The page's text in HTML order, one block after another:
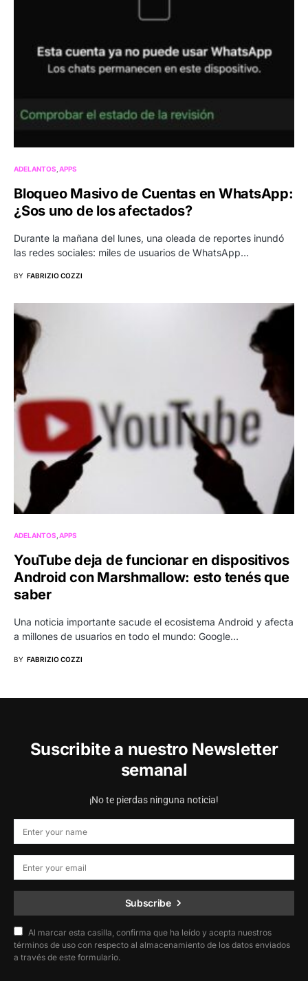
ADELANTOS APPS
Bloqueo Masivo de Cuentas en WhatsApp:
¿Sos uno de los afectados?
Durante la mañana del lunes, una oleada de reportes inundó
las redes sociales: miles de usuarios de WhatsApp…
BY FABRIZIO COZZI
ADELANTOS APPS
YouTube deja de funcionar en dispositivos
Android con Marshmallow: esto tenés que
saber
Una noticia importante sacude el ecosistema Android y afecta
a millones de usuarios en todo el mundo: Google…
BY FABRIZIO COZZI
Suscribite a nuestro Newsletter
semanal
¡No te pierdas ninguna noticia!
Subscribe
Al marcar esta casilla, confirma que ha leído y acepta nuestros
términos de uso con respecto al almacenamiento de los datos enviados
a través de este formulario.